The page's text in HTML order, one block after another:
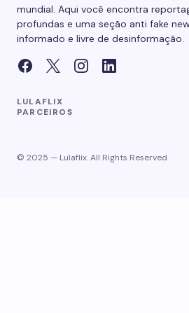
mundial. Aqui você encontra
profundas e uma seção anti fake
informado e livre de desinformação.
LULAFLIX
PARCEIROS
© 2025 — Lulaflix. All Rights Reserved.